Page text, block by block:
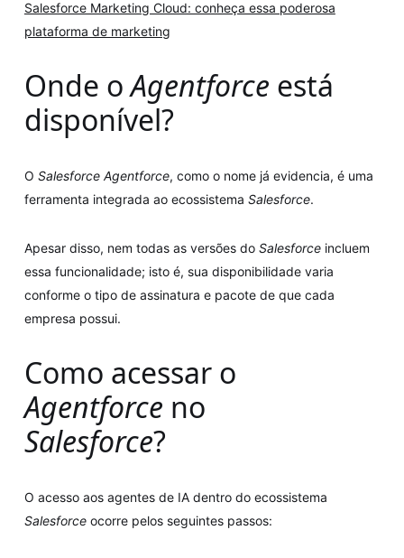
Salesforce Marketing Cloud: conheça essa poderosa
plataforma de marketing
Onde oAgentforce está
disponível?
O Salesforce Agentforce, como o nome já evidencia, é uma
ferramenta integrada ao ecossistema Salesforce.
Apesar disso, nem todas as versões do Salesforceincluem
essa funcionalidade; isto é, sua disponibilidade varia
conforme o tipo de assinatura e pacote de que cada
empresa possui.
Como acessar o
Agentforce no
Salesforce?
O acesso aos agentes de IA dentro do ecossistema
Salesforceocorre pelos seguintes passos: